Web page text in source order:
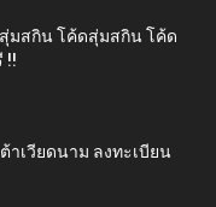
มสกิน โค้ดสุ่มสกิน โค้ด
!!
าเวียดนาม ลงทะเบียน